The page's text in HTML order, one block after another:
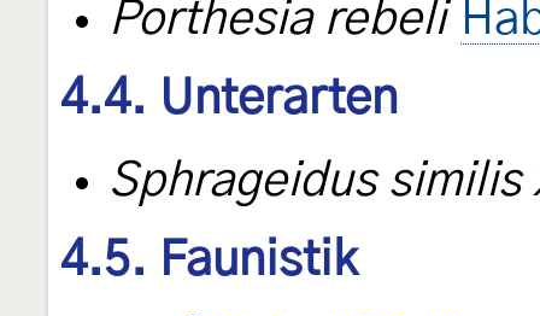
Porthesia rebeli
4.4. Unterarten
Sphrageidus similis
4.5. Faunistik